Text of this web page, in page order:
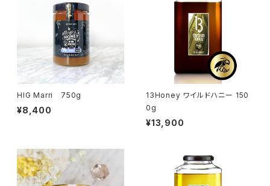
HIG Marri 750g
¥8,400
13Honey ワイルドハニー 150
0g
¥13,900